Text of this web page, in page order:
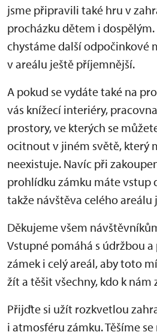
jsme připravili také hru v
procházku dětem i
chystáme další odpočinkové
v areálu ještě příjemnější.
A pokud se vydáte také na
vás knížecí interiéry,
prostory, ve kterých se
ocitnout v jiném světě, který
neexistuje. Navíc při
prohlídku zámku máte vstup
takže návštěva celého areálu
Děkujeme všem
Vstupné pomáhá s údržbou
zámek i celý areál, aby toto
žít a těšit všechny, kdo k nám
Přijďte si užít rozkvetlou
i atmosféru zámku. Těšíme